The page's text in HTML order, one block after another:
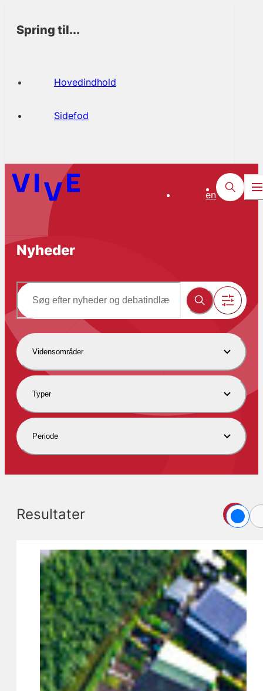
Spring til...
Hovedindhold
Sidefod
en
Nyheder
Vidensområder
Typer
Periode
Resultater